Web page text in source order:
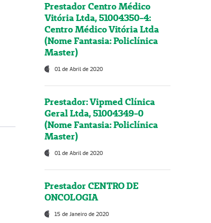
Prestador Centro Médico
Vitória Ltda, 51004350-4:
Centro Médico Vitória Ltda
(Nome Fantasia: Policlínica
Master)
01 de Abril de 2020
Prestador: Vipmed Clínica
Geral Ltda, 51004349-0
(Nome Fantasia: Policlínica
Master)
01 de Abril de 2020
Prestador CENTRO DE
ONCOLOGIA
15 de Janeiro de 2020